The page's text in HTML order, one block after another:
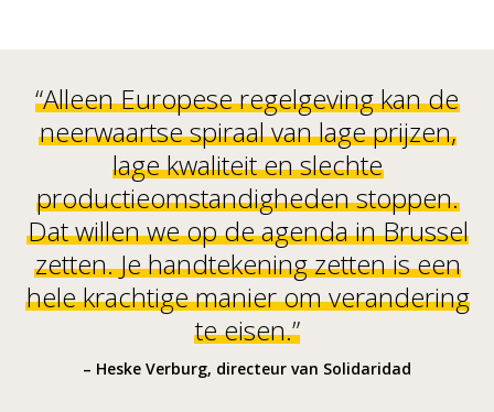
“Alleen Europese regelgeving kan de
neerwaartse spiraal van lage prijzen,
lage kwaliteit en slechte
productieomstandigheden stoppen.
Dat willen we op de agenda in Brussel
zetten. Je handtekening zetten is een
hele krachtige manier om verandering
te eisen.”
– Heske Verburg, directeur van Solidaridad